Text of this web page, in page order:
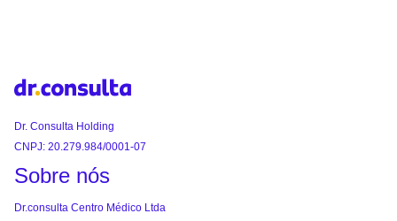
Dr. Consulta Holding
CNPJ: 20.279.984/0001-07
Sobre nós
Dr.consulta Centro Médico Ltda